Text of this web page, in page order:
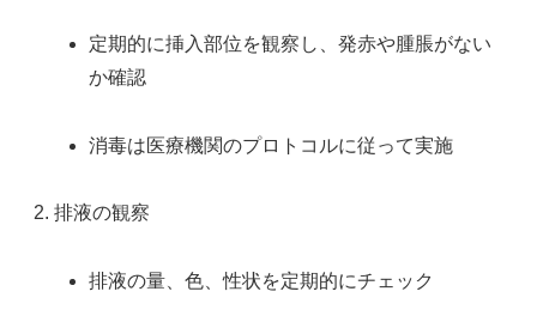
定期的に挿入部位を観察し、発赤や腫脹がない
か確認
消毒は医療機関のプロトコルに従って実施
排液の観察
排液の量、色、性状を定期的にチェック